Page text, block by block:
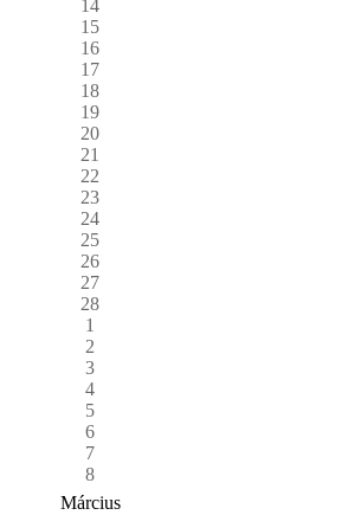
14
15
16
17
18
19
20
21
22
23
24
25
26
27
28
1
2
3
4
5
6
7
8
Március